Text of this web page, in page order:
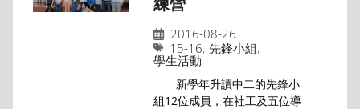
2016-08-26
15-16, 先鋒小組,
學生活動
新學年升讀中二的先鋒小
組12位成員，在社工及五位導